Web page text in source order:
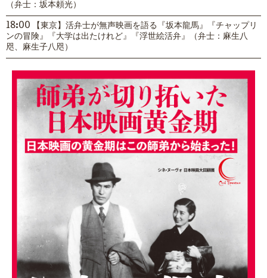
（弁士：坂本頼光）
18:00 【東京】活弁士が無声映画を語る『坂本龍馬』『チャップリ
ンの冒険』『大学は出たけれど』『浮世絵活弁』（弁士：麻生八
咫、麻生子八咫）